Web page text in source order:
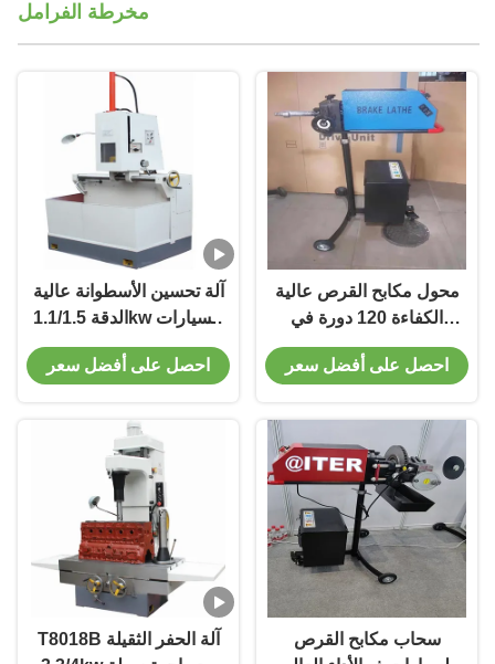
مخرطة الفرامل
آلة تحسين الأسطوانة عالية
الدقة 1.1/1.5kw للسيارات
الأسطوانة
احصل على أفضل سعر
محول مكابح القرص عالية
الكفاءة 120 دورة في
الدقيقة لصيانة المركبات
T2009
احصل على أفضل سعر
T8018B آلة الحفر الثقيلة
سحاب مكابح القرص